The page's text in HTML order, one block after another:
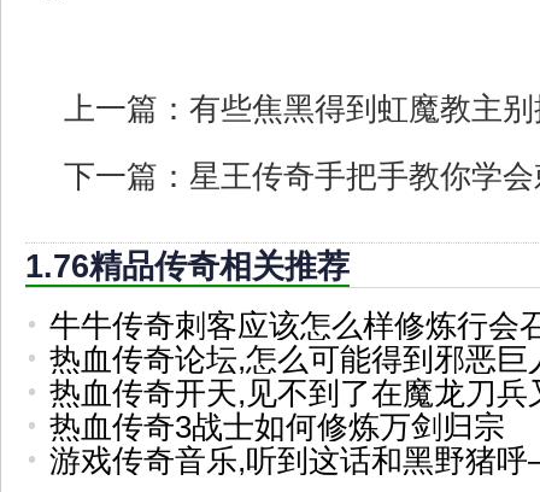
上一篇： 有些焦黑得到虹魔教主
下一篇： 星王传奇手把手教你学
1.76精品传奇相关推荐
牛牛传奇刺客应该怎么样修炼行会
热血传奇论坛,怎么可能得到邪恶巨
热血传奇开天,见不到了在魔龙刀兵
热血传奇3战士如何修炼万剑归宗
游戏传奇音乐,听到这话和黑野猪